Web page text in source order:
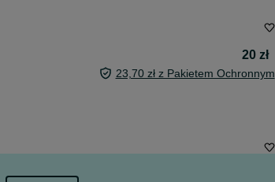
20 zł
23,70 zł z Pakietem Ochronnym